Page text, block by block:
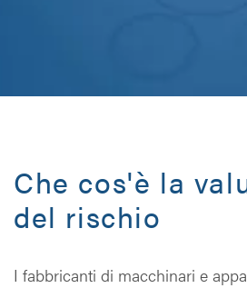
Che cos'è la
del rischio
I fabbricanti di macchinari e